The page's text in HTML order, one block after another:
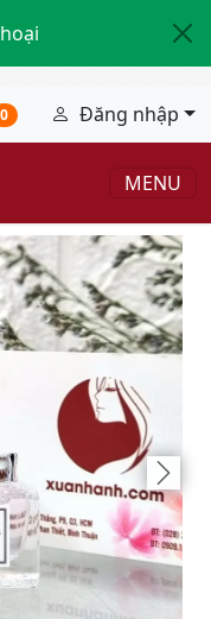
0 Đăng nhập
MENU